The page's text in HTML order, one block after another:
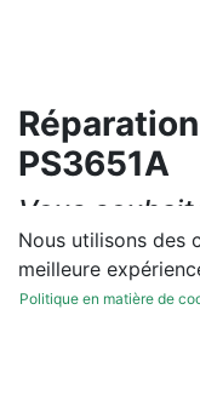
PS3651A
Vous
réparation
diagnostic
Nous utilisons des
meilleure
Politique en matière de